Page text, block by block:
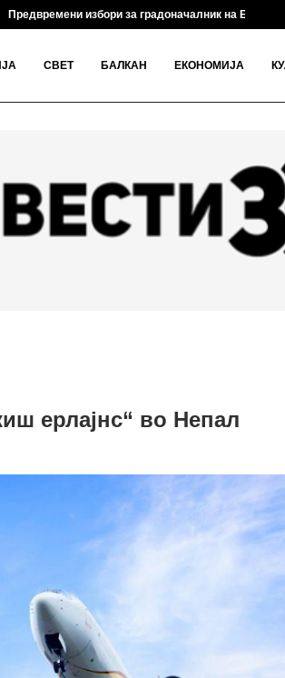
Предвремени избори за градоначалник на
СВЕТ БАЛКАН ЕКОНОМИЈА
ерлајнс“ во Непал